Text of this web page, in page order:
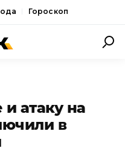
Гороскоп
атаку на
в